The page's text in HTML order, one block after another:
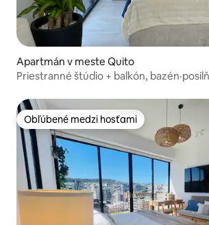
Apartmán v meste Quito
Priestranné štúdio + balkón,
Obľúbené medzi hosťami
Obľúbené medzi hosťami